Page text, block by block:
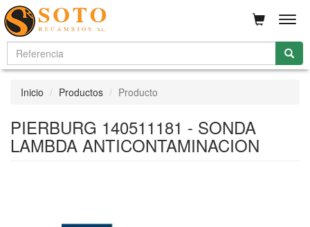
Inicio Productos Producto
PIERBURG 140511181 - SONDA
LAMBDA ANTICONTAMINACION